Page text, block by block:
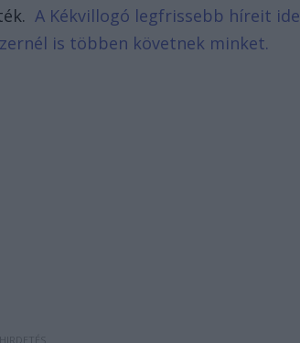
A Kékvillogó legfrissebb híreit ide
is többen követnek minket.